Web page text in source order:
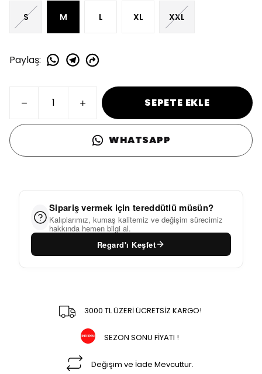
S M L XL XXL
Paylaş:
SEPETE EKLE
WHATSAPP
Sipariş vermek için tereddütlü müsün?
Kalıplarımız, kumaş kalitemiz ve değişim sürecimiz
hakkında hemen bilgi al.
Regard'ı Keşfet
3000 TL ÜZERİ ÜCRETSİZ KARGO!
SEZON SONU FİYATI !
Değişim ve İade Mevcuttur.